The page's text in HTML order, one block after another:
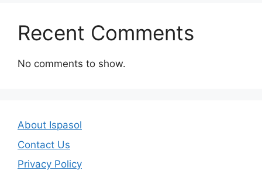
Recent Comments
No comments to show.
About Ispasol
Contact Us
Privacy Policy